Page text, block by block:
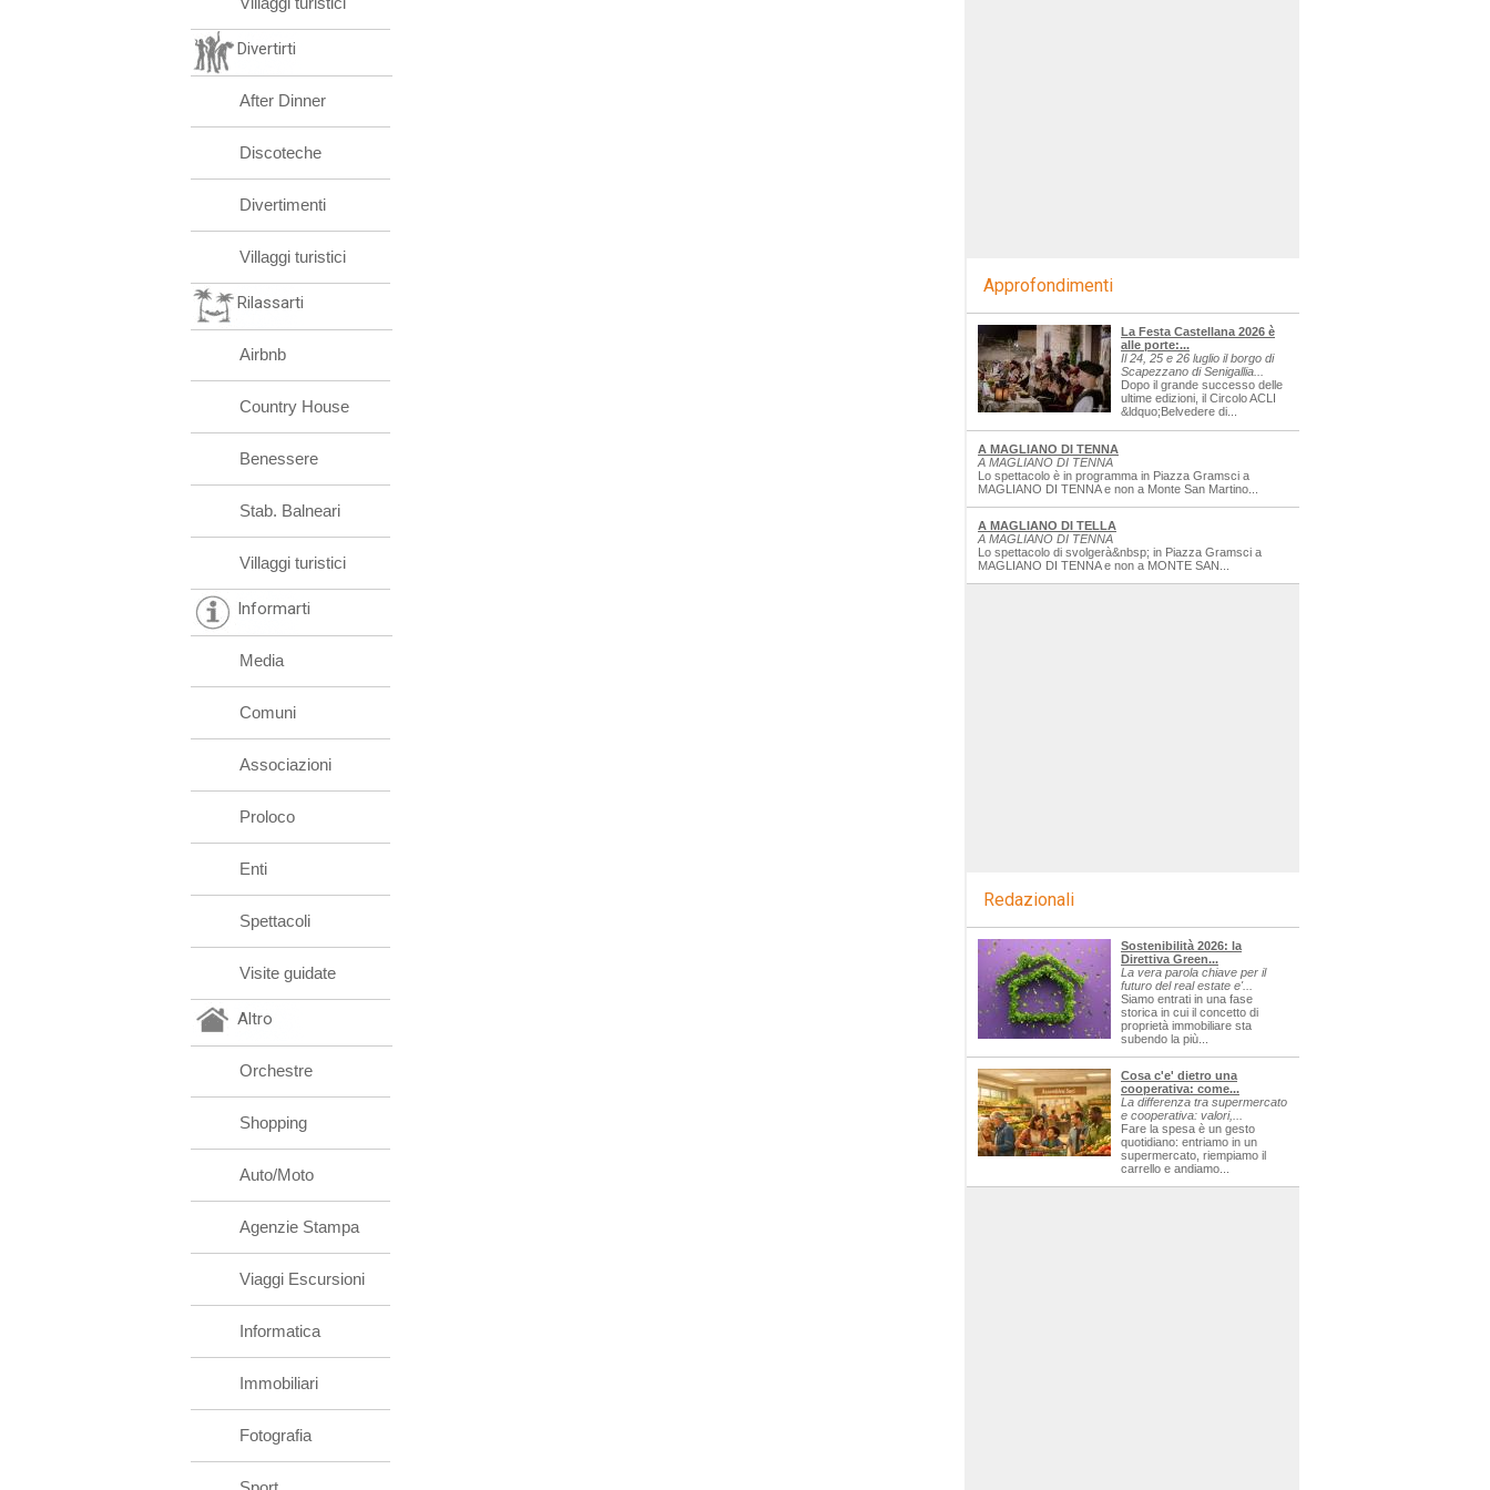
Divertirti
After Dinner
Discoteche
Divertimenti
Villaggi turistici
Rilassarti
Airbnb
Country House
Benessere
Stab. Balneari
Villaggi turistici
Informarti
Media
Comuni
Associazioni
Proloco
Enti
Spettacoli
Visite guidate
Altro
Orchestre
Shopping
Auto/Moto
Agenzie Stampa
Viaggi Escursioni
Informatica
Immobiliari
Fotografia
Approfondimenti
La Festa Castellana 2026 è
alle porte:...
Il 24, 25 e 26 luglio il borgo di
Scapezzano di Senigallia...
Dopo il grande successo delle
ultime edizioni, il Circolo ACLI
&ldquo;Belvedere di...
A MAGLIANO DI TENNA
A MAGLIANO DI TENNA
Lo spettacolo è in programma in Piazza Gramsci a
MAGLIANO DI TENNA e non a Monte San Martino...
A MAGLIANO DI TELLA
A MAGLIANO DI TENNA
Lo spettacolo di svolgerà&nbsp; in Piazza Gramsci a
MAGLIANO DI TENNA e non a MONTE SAN...
Redazionali
Sostenibilità 2026: la
Direttiva Green...
La vera parola chiave per il
futuro del real estate e'...
Siamo entrati in una fase
storica in cui il concetto di
proprietà immobiliare sta
subendo la più...
Cosa c'e' dietro una
cooperativa: come...
La differenza tra supermercato
e cooperativa: valori,...
Fare la spesa è un gesto
quotidiano: entriamo in un
supermercato, riempiamo il
carrello e andiamo...